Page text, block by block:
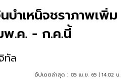
นบำเหน็จชราภาพเพิ่ม
พ.ค. - ก.ค.นี้
ทัล
อัปเดตล่าสุด : 05 เม.ย. 65 | 14:02 น.